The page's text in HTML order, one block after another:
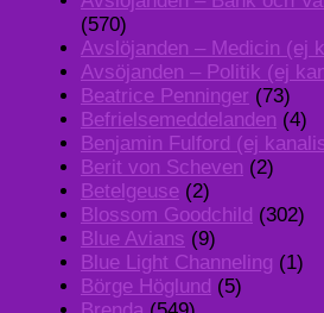
(570)
Avslöjanden – Medicin (ej
Avsöjanden – Politik (ej
Beatrice Penninger (73)
Befrielsemeddelanden (4)
Benjamin Fulford (ej
Berit von Scheven (2)
Betelgeuse (2)
Blossom Goodchild (302)
Blue Avians (9)
Blue Light Channeling (1)
Börge Höglund (5)